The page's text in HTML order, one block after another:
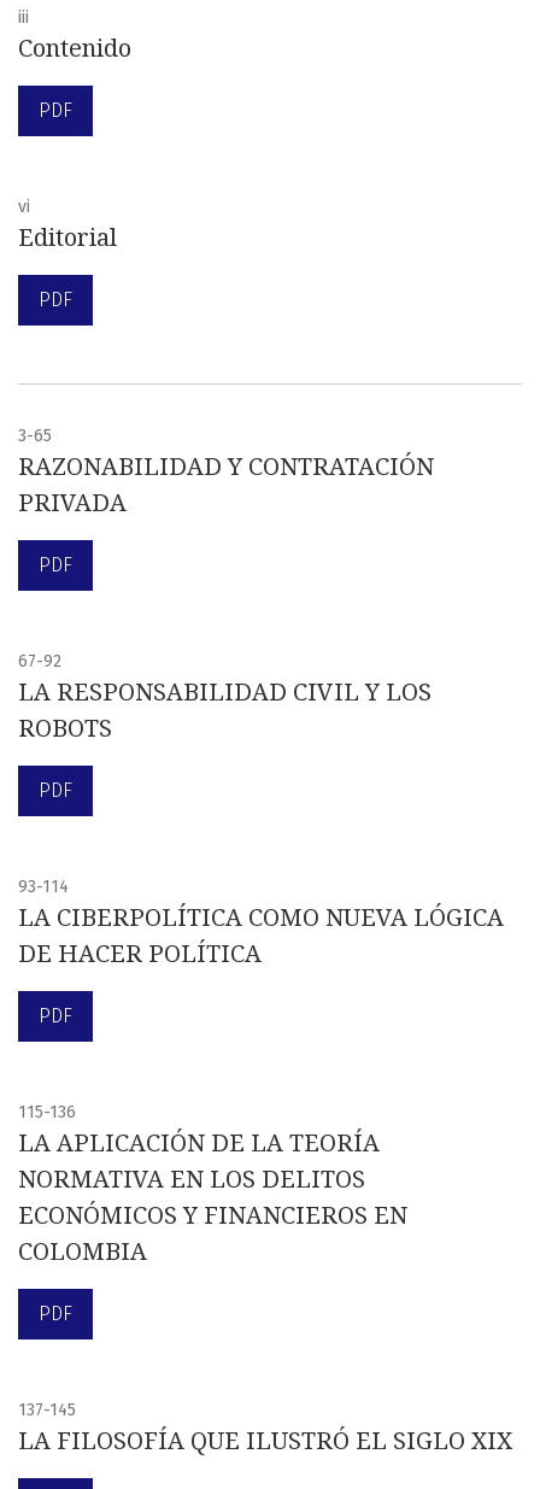
iii
Contenido
PDF
vi
Editorial
PDF
3-65
RAZONABILIDAD Y CONTRATACIÓN
PRIVADA
PDF
67-92
LA RESPONSABILIDAD CIVIL Y LOS
ROBOTS
PDF
93-114
LA CIBERPOLÍTICA COMO NUEVA LÓGICA
DE HACER POLÍTICA
PDF
115-136
LA APLICACIÓN DE LA TEORÍA
NORMATIVA EN LOS DELITOS
ECONÓMICOS Y FINANCIEROS EN
COLOMBIA
PDF
137-145
LA FILOSOFÍA QUE ILUSTRÓ EL SIGLO XIX